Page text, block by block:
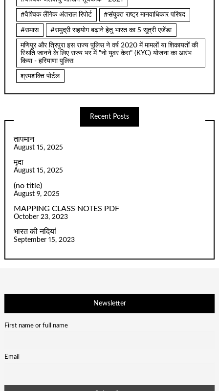
#वैश्विक लैंगिक अंतराल रिपोर्ट #संयुक्त राष्ट्र मानवाधिकार परिषद
#समास #समुद्री सहयोग बढ़ाने हेतु भारत का 5 सूत्री एजेंडा
मणिपुर और त्रिपुरा इस राज्य पुलिस ने वर्ष 2020 में मामलों या शिकायतों की
स्थिति जानने के लिए राज्य भर में "नो युवर केस" (KYC) योजना का आरंभ
किया - हरियाणा पुलिस
श्रमशक्ति पोर्टल
Recent Posts
तापमान
August 15, 2025
मृदा
August 15, 2025
(no title)
August 9, 2025
MAPPING CLASS NOTES PDF
October 23, 2023
भारत की नदियां
September 15, 2023
Newsletter
First name or full name
Email